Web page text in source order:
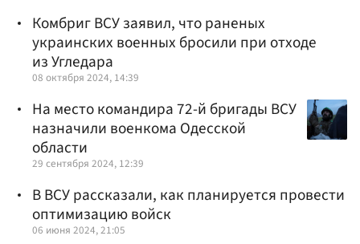
Комбриг ВСУ заявил, что раненых
украинских военных бросили при отходе
из Угледара
08 октября 2024, 14:39
На место командира 72-й бригады ВСУ
назначили военкома Одесской
области
29 сентября 2024, 12:39
В ВСУ рассказали, как планируется провести
оптимизацию войск
06 июня 2024, 21:05